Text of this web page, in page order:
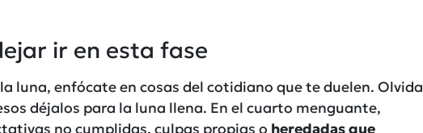
ir en esta fase
luna, enfócate en cosas del cotidiano que te duelen. Olvida
déjalos para la luna llena. En el cuarto menguante,
no cumplidas, culpas propias o heredadas que